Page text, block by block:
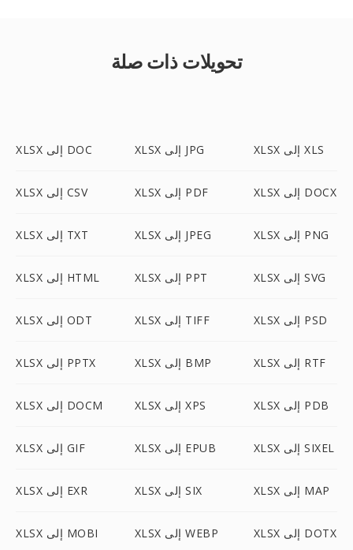
تحويلات ذات صلة
XLSX إلى DOC XLSX إلى JPG XLSX إلى XLS
XLSX إلى CSV XLSX إلى PDF XLSX إلى DOCX
XLSX إلى TXT XLSX إلى JPEG XLSX إلى PNG
XLSX إلى HTML XLSX إلى PPT XLSX إلى SVG
XLSX إلى ODT XLSX إلى TIFF XLSX إلى PSD
XLSX إلى PPTX XLSX إلى BMP XLSX إلى RTF
XLSX إلى DOCM XLSX إلى XPS XLSX إلى PDB
XLSX إلى GIF XLSX إلى EPUB XLSX إلى SIXEL
XLSX إلى EXR XLSX إلى SIX XLSX إلى MAP
XLSX إلى MOBI XLSX إلى WEBP XLSX إلى DOTX